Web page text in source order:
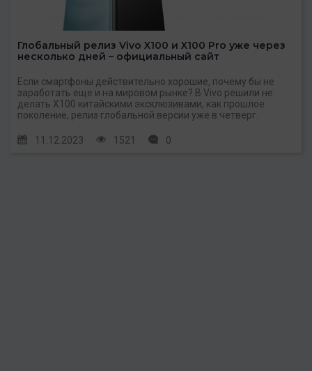
Глобальный релиз Vivo X100 и X100 Pro уже через
несколько дней – официальный сайт
Если смартфоны действительно хорошие, почему бы не
заработать еще и на мировом рынке? В Vivo решили не
делать X100 китайскими эксклюзивами, как прошлое
поколение, релиз глобальной версии уже в четверг.
11.12.2023 1521 0